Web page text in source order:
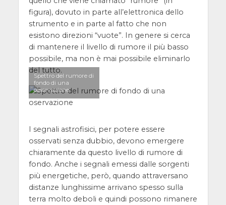
figura), dovuto in parte all’elettronica dello
strumento e in parte al fatto che non
esistono direzioni “vuote”. In genere si cerca
di mantenere il livello di rumore il più basso
possibile, ma non è mai possibile eliminarlo
del tutto.
Spettro del rumore di
fondo di una
osservazione
I segnali astrofisici, per potere essere
osservati senza dubbio, devono emergere
chiaramente da questo livello di rumore di
fondo. Anche i segnali emessi dalle sorgenti
più energetiche, però, quando attraversano
distanze lunghissime arrivano spesso sulla
terra molto deboli e quindi possono rimanere